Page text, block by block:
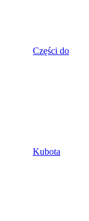
Części do
Kubota